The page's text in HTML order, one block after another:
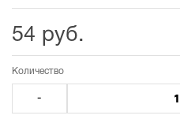
54 руб.
Количество
-